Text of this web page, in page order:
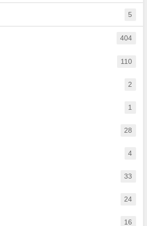
5
404
110
2
1
28
4
33
24
16